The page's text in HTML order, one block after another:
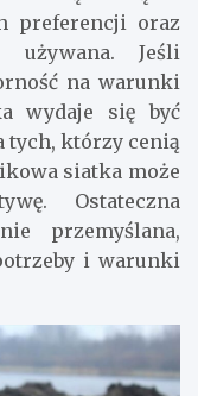
preferencji oraz
Jeśli
na warunki
wydaje się być
tych, którzy cenią
siatka może
Ostateczna
przemyślana,
i warunki